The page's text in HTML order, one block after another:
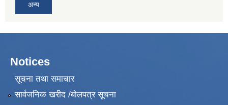
अन्य
Notices
सूचना तथा समाचार
सार्वजनिक खरीद /बोलपत्र सूचना